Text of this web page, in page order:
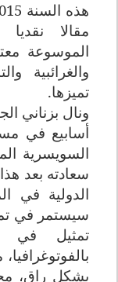
مقالا
الموسوعة
والغرائبية
تميزها.
ونال بزناني
أسابيع في
السويسرية
سعادته بعد
الدولية في
سيستمر في
تمثيل في
بشكل راق،